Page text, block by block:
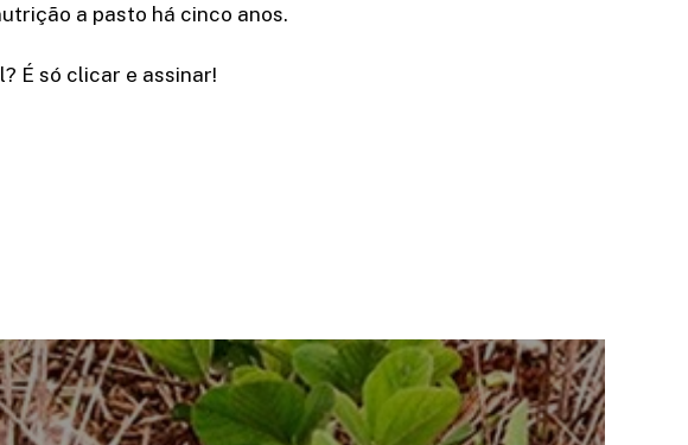
a pasto há cinco anos.
É só clicar e assinar!​